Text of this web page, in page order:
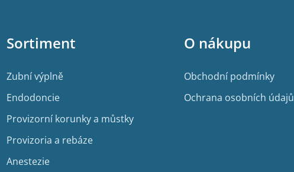
Sortiment
Zubní výplně
Endodoncie
Provizorní korunky a můstky
Provizoria a rebáze
Anestezie
O nákupu
Obchodní podmínky
Ochrana osobních údajů